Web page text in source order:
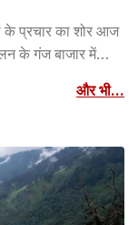
के प्रचार का शोर आज
के गंज बाजार में
ही किया जायेगा।
और भी...